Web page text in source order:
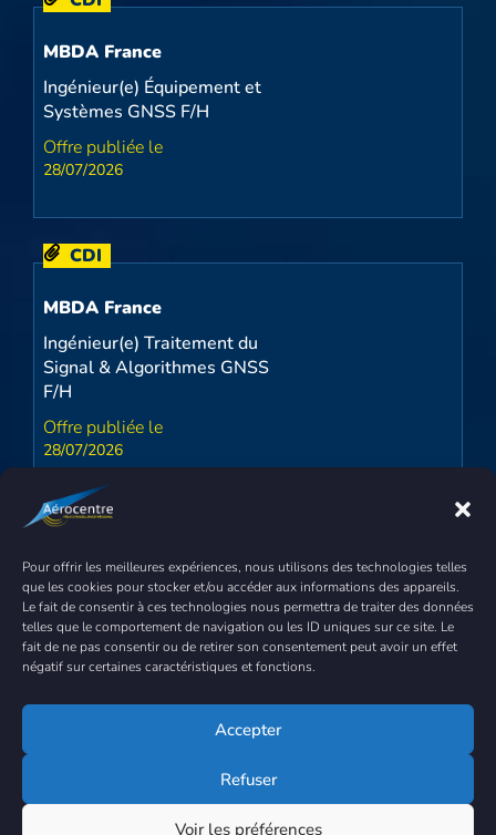
Pour offrir les meilleures expériences, nous utilisons des technologies telles
que les cookies pour stocker et/ou accéder aux informations des appareils.
Le fait de consentir à ces technologies nous permettra de traiter des données
telles que le comportement de navigation ou les ID uniques sur ce site. Le
fait de ne pas consentir ou de retirer son consentement peut avoir un effet
négatif sur certaines caractéristiques et fonctions.
Accepter
Refuser
Voir les préférences
MBDA France
Ingénieur(e) Équipement et
Systèmes GNSS F/H
28/07/2026
CDI
MBDA France
Ingénieur(e) Traitement du
Signal & Algorithmes GNSS
F/H
28/07/2026
MBDA France
Business Manager programme
F/H
28/07/2026